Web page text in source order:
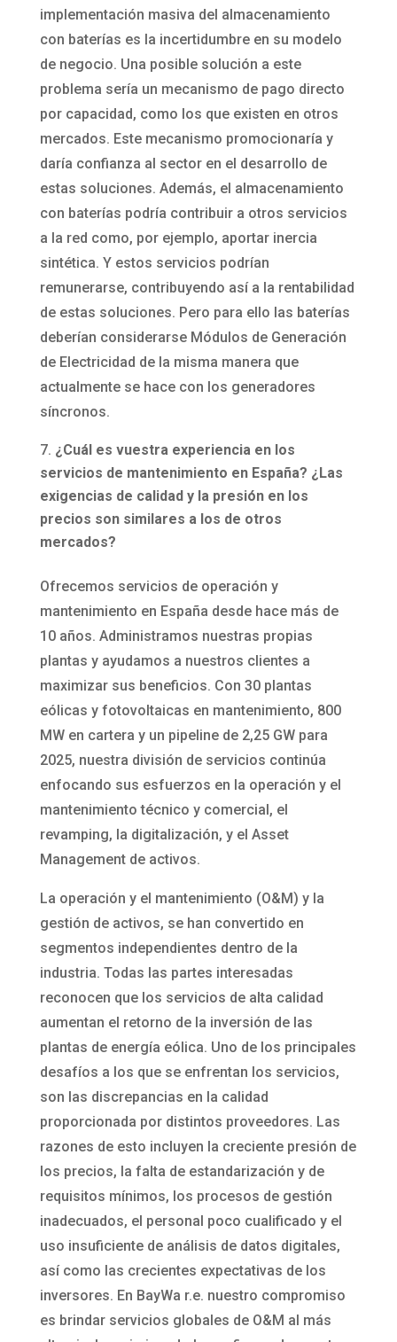
implementación masiva del almacenamiento
con baterías es la incertidumbre en su modelo
de negocio. Una posible solución a este
problema sería un mecanismo de pago directo
por capacidad, como los que existen en otros
mercados. Este mecanismo promocionaría y
daría confianza al sector en el desarrollo de
estas soluciones. Además, el almacenamiento
con baterías podría contribuir a otros servicios
a la red como, por ejemplo, aportar inercia
sintética. Y estos servicios podrían
remunerarse, contribuyendo así a la rentabilidad
de estas soluciones. Pero para ello las baterías
deberían considerarse Módulos de Generación
de Electricidad de la misma manera que
actualmente se hace con los generadores
síncronos.
¿Cuál es vuestra experiencia en los
servicios de mantenimiento en España? ¿Las
exigencias de calidad y la presión en los
precios son similares a los de otros
mercados?
Ofrecemos servicios de operación y
mantenimiento en España desde hace más de
10 años. Administramos nuestras propias
plantas y ayudamos a nuestros clientes a
maximizar sus beneficios. Con 30 plantas
eólicas y fotovoltaicas en mantenimiento, 800
MW en cartera y un pipeline de 2,25 GW para
2025, nuestra división de servicios continúa
enfocando sus esfuerzos en la operación y el
mantenimiento técnico y comercial, el
revamping, la digitalización, y el Asset
Management de activos.
La operación y el mantenimiento (O&M) y la
gestión de activos, se han convertido en
segmentos independientes dentro de la
industria. Todas las partes interesadas
reconocen que los servicios de alta calidad
aumentan el retorno de la inversión de las
plantas de energía eólica. Uno de los principales
desafíos a los que se enfrentan los servicios,
son las discrepancias en la calidad
proporcionada por distintos proveedores. Las
razones de esto incluyen la creciente presión de
los precios, la falta de estandarización y de
requisitos mínimos, los procesos de gestión
inadecuados, el personal poco cualificado y el
uso insuficiente de análisis de datos digitales,
así como las crecientes expectativas de los
inversores. En BayWa r.e. nuestro compromiso
es brindar servicios globales de O&M al más